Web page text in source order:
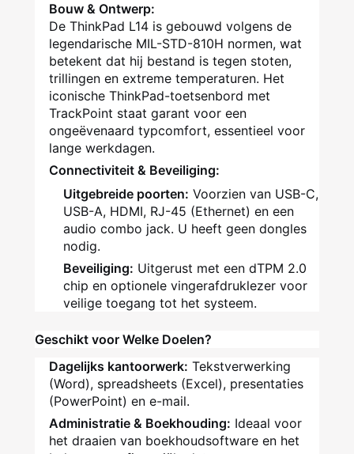
Bouw & Ontwerp:
De ThinkPad L14 is gebouwd volgens de
legendarische MIL-STD-810H normen, wat
betekent dat hij bestand is tegen stoten,
trillingen en extreme temperaturen. Het
iconische ThinkPad-toetsenbord met
TrackPoint staat garant voor een
ongeëvenaard typcomfort, essentieel voor
lange werkdagen.
Connectiviteit & Beveiliging:
Uitgebreide poorten: Voorzien van USB-C,
USB-A, HDMI, RJ-45 (Ethernet) en een
audio combo jack. U heeft geen dongles
nodig.
Beveiliging: Uitgerust met een dTPM 2.0
chip en optionele vingerafdruklezer voor
veilige toegang tot het systeem.
Geschikt voor Welke Doelen?
Dagelijks kantoorwerk: Tekstverwerking
(Word), spreadsheets (Excel), presentaties
(PowerPoint) en e-mail.
Administratie & Boekhouding: Ideaal voor
het draaien van boekhoudsoftware en het